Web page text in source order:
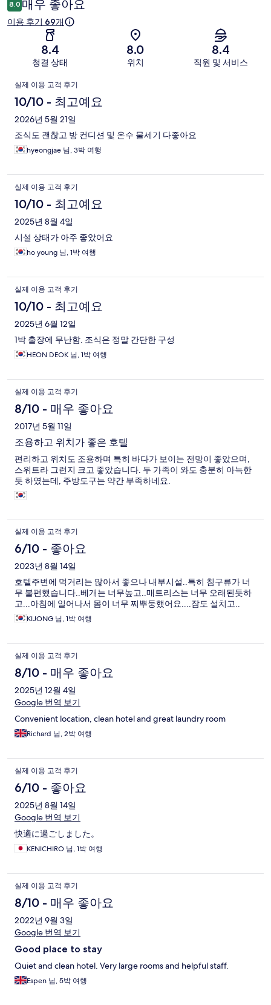
후
8.0 매우 좋아요
이용 후기 69개
8.4
청결 상태
8.0
위치
8.4
직원 및 서비스
이
용
후
기
실제 이용 고객 후기
10/10 - 최고예요
2026년 5월 21일
조식도 괜찮고 방 컨디션 및 온수 물세기 다좋아요
hyeongjae 님, 3박 여행
실제 이용 고객 후기
10/10 - 최고예요
2025년 8월 4일
시설 상태가 아주 좋았어요
ho young 님, 1박 여행
실제 이용 고객 후기
10/10 - 최고예요
2025년 6월 12일
1박 출장에 무난함. 조식은 정말 간단한 구성
HEON DEOK 님, 1박 여행
실제 이용 고객 후기
8/10 - 매우 좋아요
2017년 5월 11일
조용하고 위치가 좋은 호텔
편리하고 위치도 조용하며 특히 바다가 보이는 전망이 좋았으며,
스위트라 그런지 크고 좋았습니다. 두 가족이 와도 충분히 아늑한
듯 하였는데, 주방도구는 약간 부족하네요.
실제 이용 고객 후기
6/10 - 좋아요
2023년 8월 14일
호텔주변에 먹거리는 많아서 좋으나 내부시설..특히 침구류가 너
무 불편했습니다..베개는 너무높고..매트리스는 너무 오래된듯하
고...아침에 일어나서 몸이 너무 찌뿌둥했어요....잠도 설치고..
KIJONG 님, 1박 여행
실제 이용 고객 후기
8/10 - 매우 좋아요
2025년 12월 4일
Google 번역 보기
Convenient location, clean hotel and great laundry room
Richard 님, 2박 여행
실제 이용 고객 후기
6/10 - 좋아요
2025년 8월 14일
Google 번역 보기
快適に過ごしました。
KENICHIRO 님, 1박 여행
실제 이용 고객 후기
8/10 - 매우 좋아요
2022년 9월 3일
Google 번역 보기
Good place to stay
Quiet and clean hotel. Very large rooms and helpful staff.
Espen 님, 5박 여행